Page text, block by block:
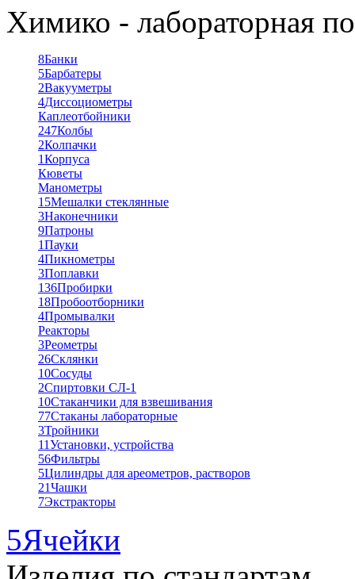
Химико - лабораторная
8Банки
5Барбатеры
2Вакууметры
4Диссоциометры
Каплеотбойники
247Колбы
2Колпачки
1Корпуса
Кюветы
Манометры
15Мешалки стеклянные
3Наконечники
9Патроны
1Пауки
4Пикнометры
3Поплавки
136Пробирки
18Пробоотборники
4Промывалки
Реакторы
3Реометры
26Склянки
10Сосуды
2Спиртовки СЛ-1
10Стаканчики для взвешивания
77Стаканы лабораторные
3Тройники
11Установки, устройства
56Фильтры
5Цилиндры для ареометров, растворов
21Чашки
7Экстракторы
5Ячейки